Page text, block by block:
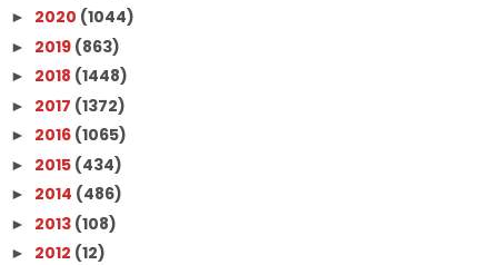
► 2020 (1044)
► 2019 (863)
► 2018 (1448)
► 2017 (1372)
► 2016 (1065)
► 2015 (434)
► 2014 (486)
► 2013 (108)
► 2012 (12)